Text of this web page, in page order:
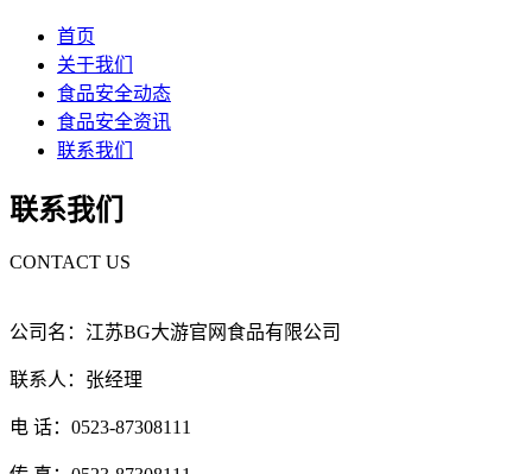
首页
关于我们
食品安全动态
食品安全资讯
联系我们
联系我们
CONTACT US
公司名：江苏BG大游官网食品有限公司
联系人：张经理
电 话：0523-87308111